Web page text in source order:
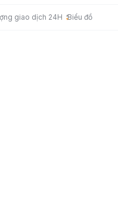
giao dịch 24H Biểu đồ